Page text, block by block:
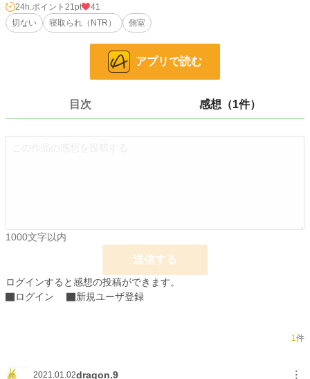
───忌まわしき隣国の男によって。
隣国の男に婚約者を奪われた元王太子妃のお話
※胸糞展開・救われない
25,010 位 / 228,609 件
恋愛 10,839 位 / 66,316 件
更新日時 2020.03.07 20:30
初回完結日時 2020.03.07 20:57
24h.ポイント 21pt
41
切ない
寝取られ（NTR） 側室
アプリで読む
目次 感想（1件）
1000文字以内
送信する
ログインすると感想の投稿ができます。
ログイン
新規ユーザ登録
1件
2021.01.02dragon.9 ︙